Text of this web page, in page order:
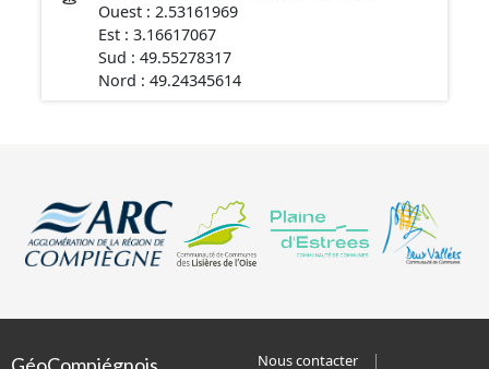
Ouest : 2.53161969
Est : 3.16617067
Sud : 49.55278317
Nord : 49.24345614
Nous contacter